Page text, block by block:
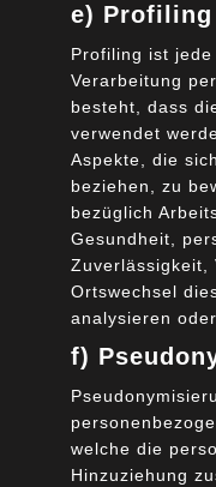
Verlust von
und Erhaltung
zur
deutlich
Was ist
Das Projekt wird von
GAIA-X AISBL in
vier Dokumente im
Policy Rules.
Software, um
Komponenten /
e) Profiling
Profiling ist
Verarbeitung
besteht, dass
verwendet
Aspekte, die
beziehen, zu
bezüglich
Gesundheit,
Zuverlässigkeit,
Ortswechsel
analysieren
f)
welche die
Hinzuziehung